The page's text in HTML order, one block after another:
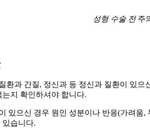
성형 수술 전주
환과 간질, 정신과 등 정신과 질환이 있
지 확인하셔야 합니다.
있으신 경우 원인 성분이나 반응(가려움
있습니다.